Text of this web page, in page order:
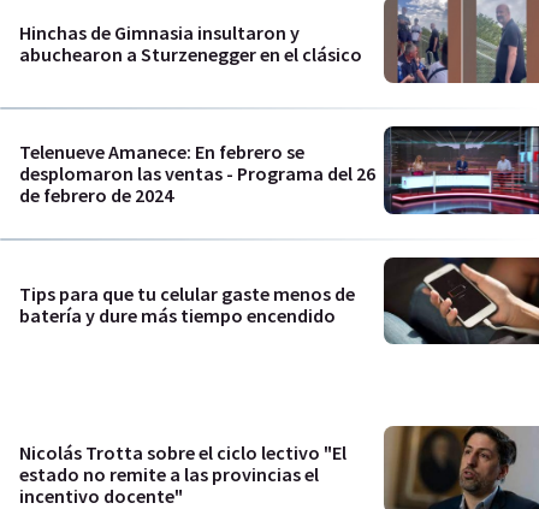
Hinchas de Gimnasia insultaron y
abuchearon a Sturzenegger en el clásico
Telenueve Amanece: En febrero se
desplomaron las ventas - Programa del 26
de febrero de 2024
Tips para que tu celular gaste menos de
batería y dure más tiempo encendido
Nicolás Trotta sobre el ciclo lectivo "El
estado no remite a las provincias el
incentivo docente"